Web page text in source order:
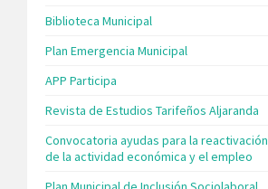
Biblioteca Municipal
Plan Emergencia Municipal
APP Participa
Revista de Estudios Tarifeños Aljaranda
Convocatoria ayudas para la reactivación
de la actividad económica y el empleo